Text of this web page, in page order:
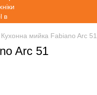
Кухонна мийка Fabiano Arc
Arc 51